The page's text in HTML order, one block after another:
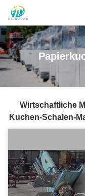
Wirtschaftliche
Kuchen-Schalen-